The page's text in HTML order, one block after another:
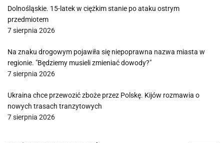
Dolnośląskie. 15-latek w ciężkim stanie po ataku ostrym
przedmiotem
7 sierpnia 2026
Na znaku drogowym pojawiła się niepoprawna nazwa miasta w
regionie. "Będziemy musieli zmieniać dowody?"
7 sierpnia 2026
Ukraina chce przewozić zboże przez Polskę. Kijów rozmawia o
nowych trasach tranzytowych
7 sierpnia 2026